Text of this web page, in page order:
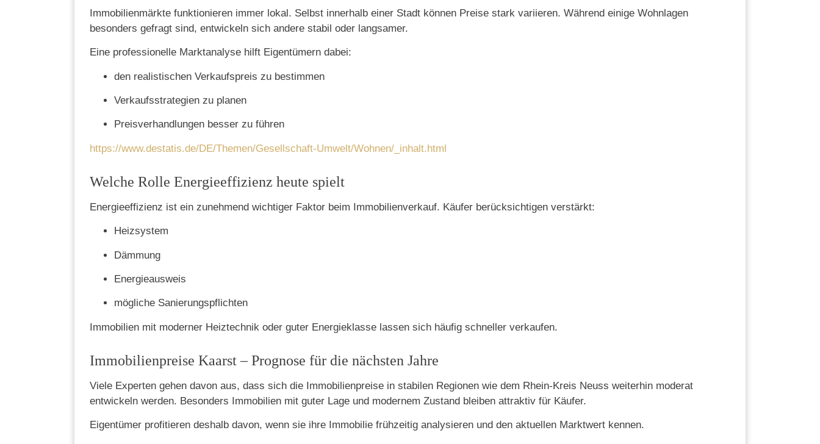
Immobilienmärkte funktionieren immer lokal. Selbst innerhalb einer Stadt können Preise stark variieren. Während einige Wohnlagen
besonders gefragt sind, entwickeln sich andere stabil oder langsamer.
Eine professionelle Marktanalyse hilft Eigentümern dabei:
den realistischen Verkaufspreis zu bestimmen
Verkaufsstrategien zu planen
Preisverhandlungen besser zu führen
https://www.destatis.de/DE/Themen/Gesellschaft-Umwelt/Wohnen/_inhalt.html
Welche Rolle Energieeffizienz heute spielt
Energieeffizienz ist ein zunehmend wichtiger Faktor beim Immobilienverkauf. Käufer berücksichtigen verstärkt:
Heizsystem
Dämmung
Energieausweis
mögliche Sanierungspflichten
Immobilien mit moderner Heiztechnik oder guter Energieklasse lassen sich häufig schneller verkaufen.
Immobilienpreise Kaarst – Prognose für die nächsten Jahre
Viele Experten gehen davon aus, dass sich die Immobilienpreise in stabilen Regionen wie dem Rhein-Kreis Neuss weiterhin moderat
entwickeln werden. Besonders Immobilien mit guter Lage und modernem Zustand bleiben attraktiv für Käufer.
Eigentümer profitieren deshalb davon, wenn sie ihre Immobilie frühzeitig analysieren und den aktuellen Marktwert kennen.